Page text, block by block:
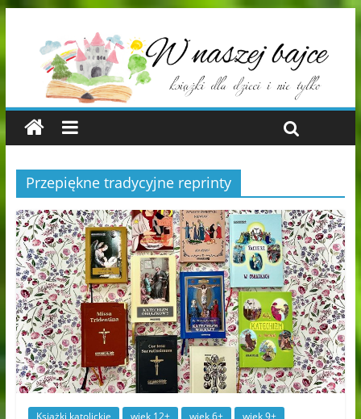
Przepiękne tradycyjne reprinty
Książki katolickie wiek 12+ wiek 6+ wiek 9+